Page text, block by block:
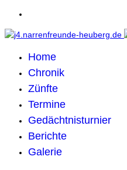
Home
Chronik
Zünfte
Termine
Gedächtnisturnier
Berichte
Galerie